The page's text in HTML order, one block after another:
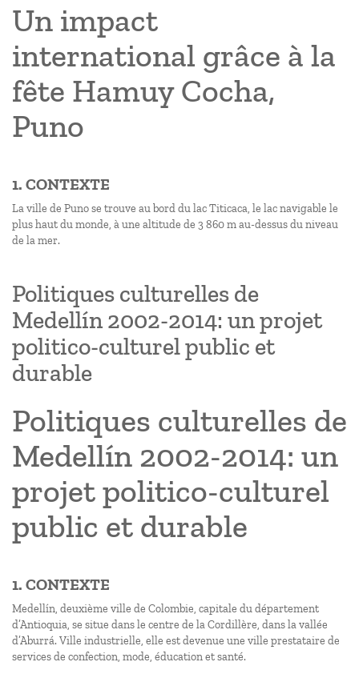
Un impact
international grâce à la
fête Hamuy Cocha,
Puno
1. CONTEXTE
La ville de Puno se trouve au bord du lac Titicaca, le lac navigable le
plus haut du monde, à une altitude de 3 860 m au-dessus du niveau
de la mer.
Politiques culturelles de
Medellín 2002-2014: un projet
politico-culturel public et
durable
Politiques culturelles de
Medellín 2002-2014: un
projet politico-culturel
public et durable
1. CONTEXTE
Medellín, deuxième ville de Colombie, capitale du département
d’Antioquia, se situe dans le centre de la Cordillère, dans la vallée
d’Aburrá. Ville industrielle, elle est devenue une ville prestataire de
services de confection, mode, éducation et santé.